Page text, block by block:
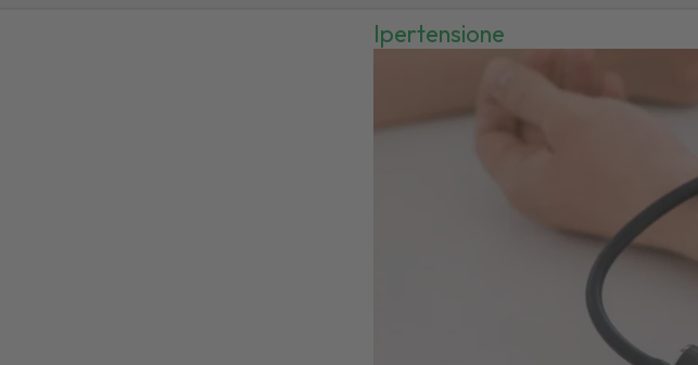
Ipertensione